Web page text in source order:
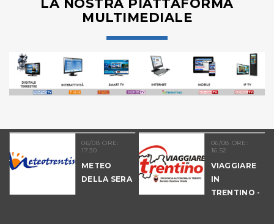
LA NOSTRA PIATTAFORMA
MULTIMEDIALE
06/08 ORE:
17.30
METEO
DELLA SERA
06/08 ORE:
16.52
VIAGGIARE
IN
TRENTINO -